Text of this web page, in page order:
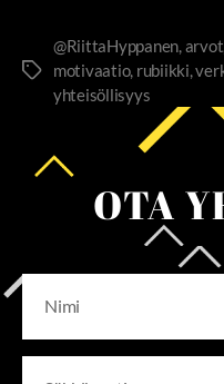
@RiittaHyppanen arvot
motivaatio, rubiikki ,
yhteisöllisyys
OTA